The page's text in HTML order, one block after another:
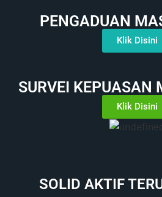
PENGADUAN
Klik Disini
SURVEI KEPUASAN
Klik Disini
SOLID AKTIF